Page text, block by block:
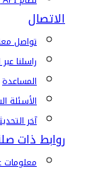
الاتصال
تواصل
راسلنا
المساعدة
الأسئلة
آخر
روابط ذات
معلومات